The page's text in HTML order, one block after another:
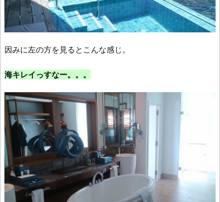
因みに左の方を見るとこんな感じ。
海キレイっすなー。。。